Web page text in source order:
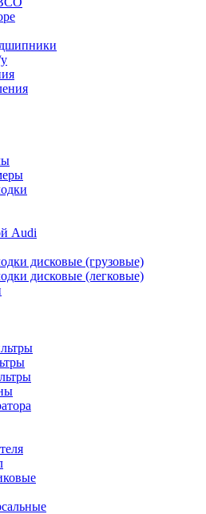
Audi
дисковые (грузовые)
дисковые (легковые)